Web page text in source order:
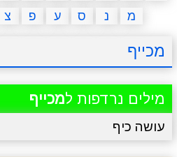
איש תלוי מדריכים
יצירה משחקי בנות
מ
נ ס ע פ צ
מכייף
מילים נרדפות למכייף
עושה כיף